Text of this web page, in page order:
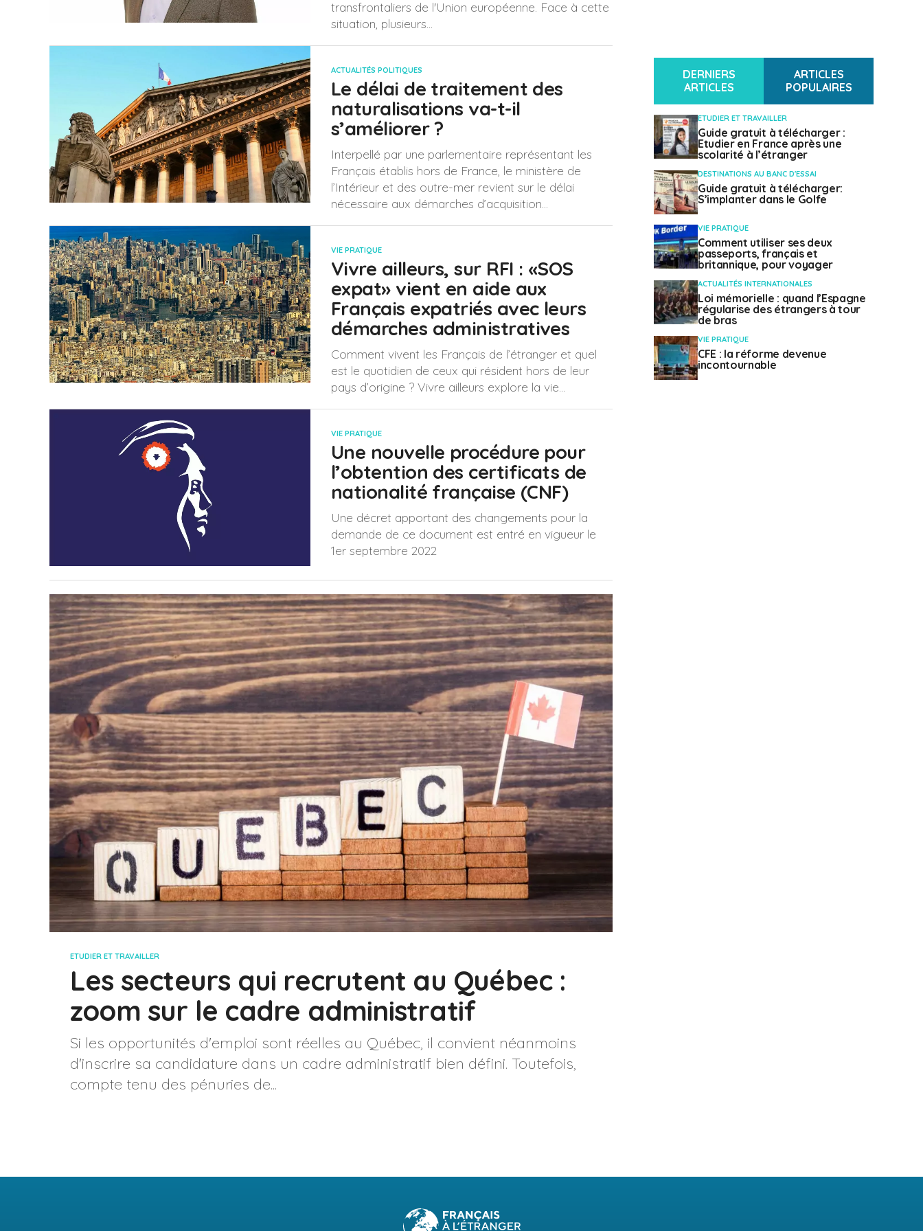
transfrontaliers de l'Union européenne. Face à cette
situation, plusieurs...
ACTUALITÉS POLITIQUES
Le délai de traitement des
naturalisations va-t-il
s’améliorer ?
Interpellé par une parlementaire représentant les
Français établis hors de France, le ministère de
l’Intérieur et des outre-mer revient sur le délai
nécessaire aux démarches d’acquisition...
VIE PRATIQUE
Vivre ailleurs, sur RFI : «SOS
expat» vient en aide aux
Français expatriés avec leurs
démarches administratives
Comment vivent les Français de l’étranger et quel
est le quotidien de ceux qui résident hors de leur
pays d’origine ? Vivre ailleurs explore la vie...
VIE PRATIQUE
Une nouvelle procédure pour
l’obtention des certificats de
nationalité française (CNF)
Une décret apportant des changements pour la
demande de ce document est entré en vigueur le
1er septembre 2022
ETUDIER ET TRAVAILLER
Les secteurs qui recrutent au Québec :
zoom sur le cadre administratif
Si les opportunités d'emploi sont réelles au Québec, il convient néanmoins
d'inscrire sa candidature dans un cadre administratif bien défini. Toutefois,
compte tenu des pénuries de...
DERNIERS
ARTICLES
ARTICLES
POPULAIRES
ETUDIER ET TRAVAILLER
Guide gratuit à télécharger :
Etudier en France après une
scolarité à l’étranger
DESTINATIONS AU BANC D'ESSAI
Guide gratuit à télécharger:
S’implanter dans le Golfe
VIE PRATIQUE
Comment utiliser ses deux
passeports, français et
britannique, pour voyager
ACTUALITÉS INTERNATIONALES
Loi mémorielle : quand l’Espagne
régularise des étrangers à tour
de bras
VIE PRATIQUE
CFE : la réforme devenue
incontournable